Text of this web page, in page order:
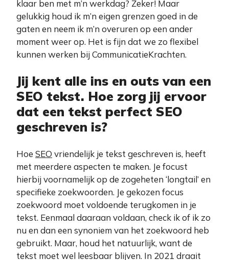
klaar ben met m’n werkdag? Zeker! Maar
gelukkig houd ik m’n eigen grenzen goed in de
gaten en neem ik m’n overuren op een ander
moment weer op. Het is fijn dat we zo flexibel
kunnen werken bij CommunicatieKrachten.
Jij kent alle ins en outs van een
SEO tekst. Hoe zorg jij ervoor
dat een tekst perfect SEO
geschreven is?
Hoe SEO vriendelijk je tekst geschreven is, heeft
met meerdere aspecten te maken. Je focust
hierbij voornamelijk op de zogeheten ‘longtail’ en
specifieke zoekwoorden. Je gekozen focus
zoekwoord moet voldoende terugkomen in je
tekst. Eenmaal daaraan voldaan, check ik of ik zo
nu en dan een synoniem van het zoekwoord heb
gebruikt. Maar, houd het natuurlijk, want de
tekst moet wel leesbaar blijven. In 2021 draait